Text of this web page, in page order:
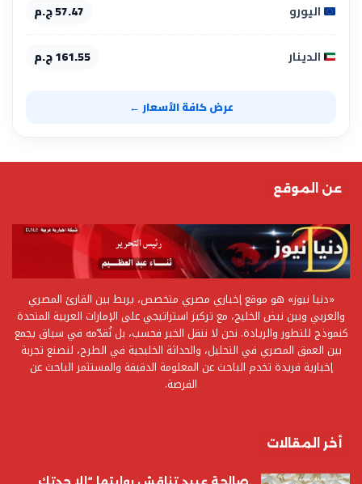
اليورو 57.47 ج.م
الدينار 161.55 ج.م
عرض كافة الأسعار ←
عن الموقع
«دنيا نيوز» هو موقع إخباري مصري متخصص، يربط بين القارئ المصري
والعربي وبين نبض الخليج، مع تركيز استراتيجي على الإمارات العربية المتحدة
كنموذج للتطور والريادة. نحن لا ننقل الخبر فحسب، بل نُقدّمه في سياق يجمع
بين العمق المصري في التحليل، والحداثة الخليجية في الطرح، لنصنع تجربة
إخبارية فريدة تخدم الباحث عن المعلومة الدقيقة والمستثمر الباحث عن
الفرصة.
أخر المقالات